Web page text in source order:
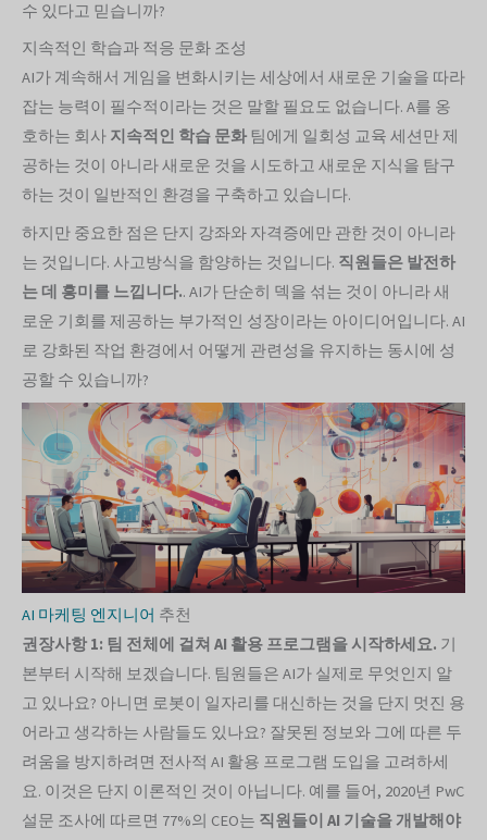
수 있다고 믿습니까?
지속적인 학습과 적응 문화 조성
AI가 계속해서 게임을 변화시키는 세상에서 새로운 기술을 따라
잡는 능력이 필수적이라는 것은 말할 필요도 없습니다. A를 옹
호하는 회사 지속적인 학습 문화 팀에게 일회성 교육 세션만 제
공하는 것이 아니라 새로운 것을 시도하고 새로운 지식을 탐구
하는 것이 일반적인 환경을 구축하고 있습니다.
하지만 중요한 점은 단지 강좌와 자격증에만 관한 것이 아니라
는 것입니다. 사고방식을 함양하는 것입니다. 직원들은 발전하
는 데 흥미를 느낍니다.. AI가 단순히 덱을 섞는 것이 아니라 새
로운 기회를 제공하는 부가적인 성장이라는 아이디어입니다. AI
로 강화된 작업 환경에서 어떻게 관련성을 유지하는 동시에 성
공할 수 있습니까?
AI 마케팅 엔지니어 추천
권장사항 1: 팀 전체에 걸쳐 AI 활용 프로그램을 시작하세요. 기
본부터 시작해 보겠습니다. 팀원들은 AI가 실제로 무엇인지 알
고 있나요? 아니면 로봇이 일자리를 대신하는 것을 단지 멋진 용
어라고 생각하는 사람들도 있나요? 잘못된 정보와 그에 따른 두
려움을 방지하려면 전사적 AI 활용 프로그램 도입을 고려하세
요. 이것은 단지 이론적인 것이 아닙니다. 예를 들어, 2020년 PwC
설문 조사에 따르면 77%의 CEO는 직원들이 AI 기술을 개발해야